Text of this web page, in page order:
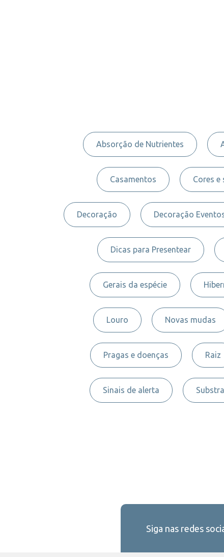
Absorção de Nutrientes
Casamentos Cores
Decoração Decoração
Dicas para Presentear
Gerais da espécie
Louro Novas mudas
Pragas e doenças Raiz
Sinais de alerta
Siga nas redes